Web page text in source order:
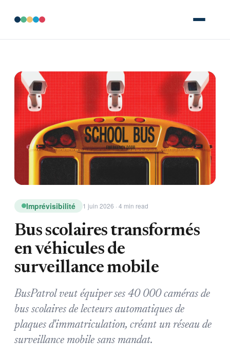
Imprévisibilité 1 juin 2026 · 4 min read
Bus scolaires transformés
en véhicules de
surveillance mobile
BusPatrol veut équiper ses 40 000 caméras de
bus scolaires de lecteurs automatiques de
plaques d'immatriculation, créant un réseau de
surveillance mobile sans mandat.